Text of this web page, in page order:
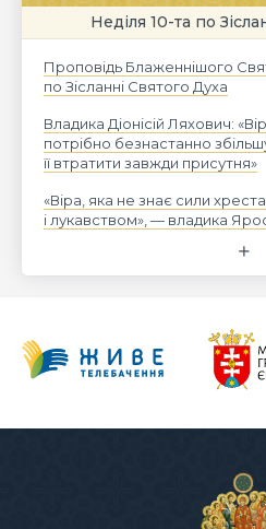
Неділя 10-та по
Проповідь Блаженнішого
по Зісланні Святого Духа
Владика Діонісій Ляхович:
потрібно безнастанно
її втратити завжди присутня»
«Віра, яка не знає сили
і лукавством», — владика